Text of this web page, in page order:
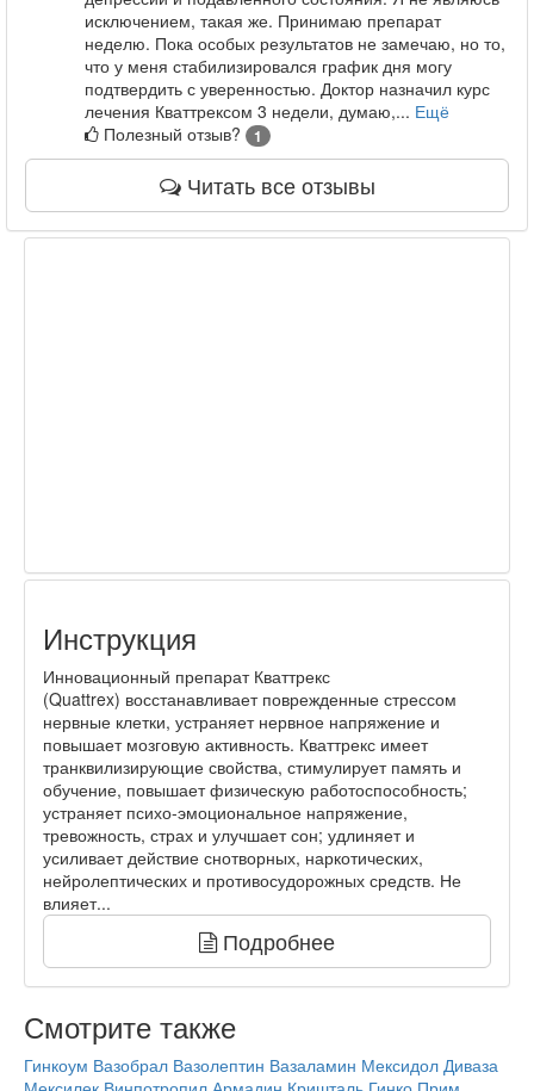
исключением, такая же. Принимаю препарат
неделю. Пока особых результатов не замечаю, но то,
что у меня стабилизировался график дня могу
подтвердить с уверенностью. Доктор назначил курс
лечения Кваттрексом 3 недели, думаю,... Ещё
Полезный отзыв?
1
Читать все отзывы
Инструкция
Инновационный препарат Кваттрекс
(Quattrex) восстанавливает поврежденные стрессом
нервные клетки, устраняет нервное напряжение и
повышает мозговую активность. Кваттрекс имеет
транквилизирующие свойства, стимулирует память и
обучение, повышает физическую работоспособность;
устраняет психо-эмоциональное напряжение,
тревожность, страх и улучшает сон; удлиняет и
усиливает действие снотворных, наркотических,
нейролептических и противосудорожных средств. Не
влияет...
Подробнее
Смотрите также
Гинкоум Вазобрал Вазолептин Вазаламин Мексидол Диваза